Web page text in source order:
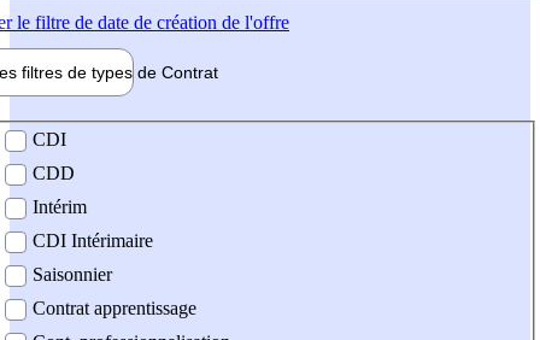
le filtre de date de création de l'offre
filtres de types de Contrat
contrat
CDI
CDD
Intérim
CDI Intérimaire
Saisonnier
Contrat apprentissage